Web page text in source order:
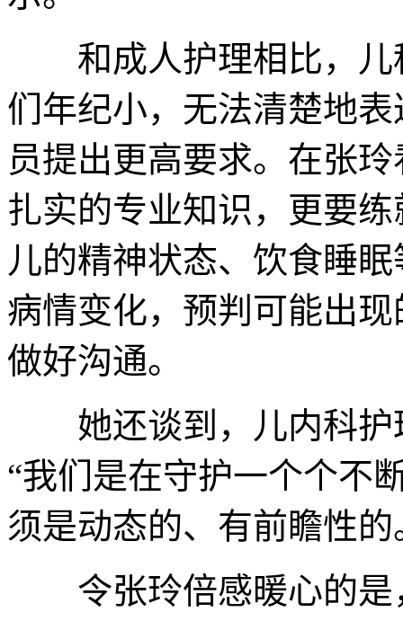
和成人护理相比，儿
们年纪小，无法清楚地
员提出更高要求。在张
扎实的专业知识，更要
儿的精神状态、饮食睡
病情变化，预判可能出
做好沟通。
她还谈到，儿内科护
“我们是在守护一个个不
须是动态的、有前瞻性的
令张玲倍感暖心的是